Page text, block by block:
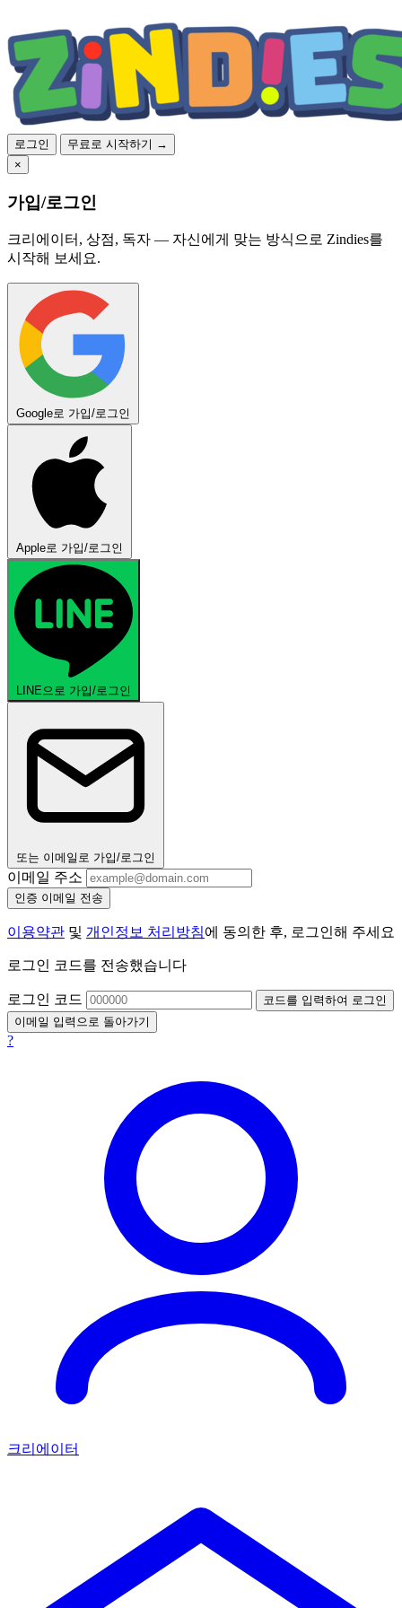
로그인
무료로 시작하기 →
×
가입/로그인
크리에이터, 상점, 독자 — 자신에게 맞는 방식으로 Zindies를
시작해 보세요.
Google로 가입/로그인
Apple로 가입/로그인
LINE으로 가입/로그인
또는 이메일로 가입/로그인
이메일 주소
인증 이메일 전송
이용약관 및 개인정보 처리방침에 동의한 후, 로그인해 주세요
로그인 코드를 전송했습니다
로그인 코드
코드를 입력하여 로그인
이메일 입력으로 돌아가기
?
크리에이터